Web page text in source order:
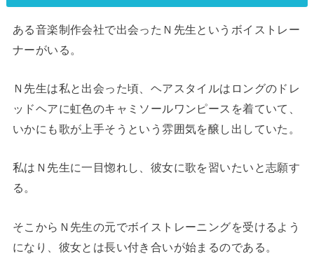
ある音楽制作会社で出会ったＮ先生というボイストレー
ナーがいる。
Ｎ先生は私と出会った頃、ヘアスタイルはロングのドレ
ッドヘアに虹色のキャミソールワンピースを着ていて、
いかにも歌が上手そうという雰囲気を醸し出していた。
私はＮ先生に一目惚れし、彼女に歌を習いたいと志願す
る。
そこからＮ先生の元でボイストレーニングを受けるよう
になり、彼女とは長い付き合いが始まるのである。